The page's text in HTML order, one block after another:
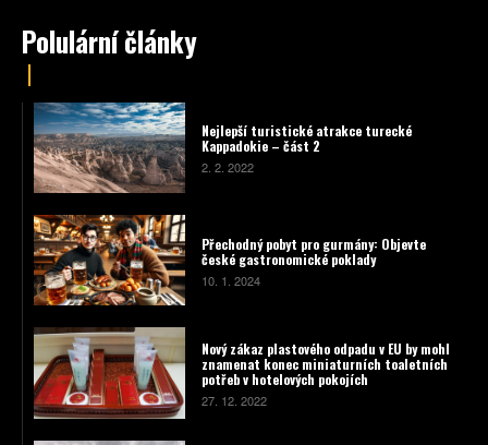
Polulární články
Nejlepší turistické atrakce turecké
Kappadokie – část 2
2. 2. 2022
Přechodný pobyt pro gurmány: Objevte
české gastronomické poklady
10. 1. 2024
Nový zákaz plastového odpadu v EU by mohl
znamenat konec miniaturních toaletních
potřeb v hotelových pokojích
27. 12. 2022